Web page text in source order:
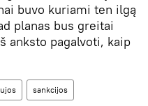
buvo kuriami ten ilgą
planas bus greitai
anksto pagalvoti, kaip
sankcijos